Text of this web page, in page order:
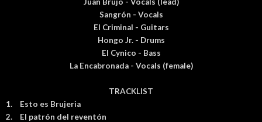
Sangrón - Vocals
El Criminal - Guitars
Hongo Jr. - Drums
El Cynico - Bass
La Encabronada - Vocals (female)
TRACKLIST
1.
Esto es Brujeria
2.
El patrón del reventón